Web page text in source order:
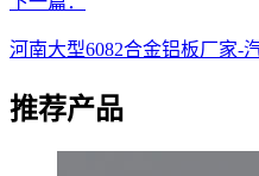
河南大型6082合金铝板厂家-
推荐产品